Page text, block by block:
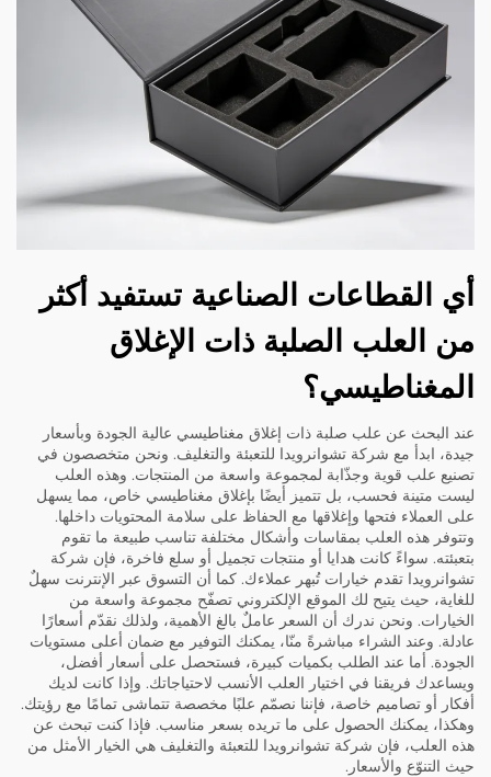
أي القطاعات الصناعية تستفيد أكثر
من العلب الصلبة ذات الإغلاق
المغناطيسي؟
عند البحث عن علب صلبة ذات إغلاق مغناطيسي عالية الجودة وبأسعار
جيدة، ابدأ مع شركة تشوانرويدا للتعبئة والتغليف. ونحن متخصصون في
تصنيع علب قوية وجذّابة لمجموعة واسعة من المنتجات. وهذه العلب
ليست متينة فحسب، بل تتميز أيضًا بإغلاق مغناطيسي خاص، مما يسهل
على العملاء فتحها وإغلاقها مع الحفاظ على سلامة المحتويات داخلها.
وتتوفر هذه العلب بمقاسات وأشكال مختلفة تناسب طبيعة ما تقوم
بتعبئته. سواءً كانت هدايا أو منتجات تجميل أو سلع فاخرة، فإن شركة
تشوانرويدا تقدم خيارات تُبهر عملاءك. كما أن التسوق عبر الإنترنت سهلٌ
للغاية، حيث يتيح لك الموقع الإلكتروني تصفّح مجموعة واسعة من
الخيارات. ونحن ندرك أن السعر عاملٌ بالغ الأهمية، ولذلك نقدّم أسعارًا
عادلة. وعند الشراء مباشرةً منّا، يمكنك التوفير مع ضمان أعلى مستويات
الجودة. أما عند الطلب بكميات كبيرة، فستحصل على أسعار أفضل،
ويساعدك فريقنا في اختيار العلب الأنسب لاحتياجاتك. وإذا كانت لديك
أفكار أو تصاميم خاصة، فإننا نصمّم علبًا مخصصة تتماشى تمامًا مع رؤيتك.
وهكذا، يمكنك الحصول على ما تريده بسعر مناسب. فإذا كنت تبحث عن
هذه العلب، فإن شركة تشوانرويدا للتعبئة والتغليف هي الخيار الأمثل من
حيث التنوّع والأسعار.